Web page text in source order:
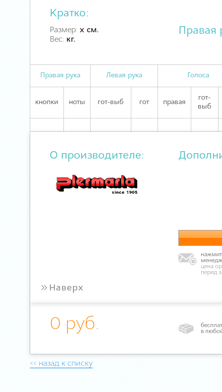
Кратко:
Размер: х см.
Вес: кг.
Правая
Правая рука Левая рука Голоса
кнопки ноты гот-выб гот правая
гот-
выб
О производителе:
цена
перед
» Наверх
0 руб.
в
<< назад к списку